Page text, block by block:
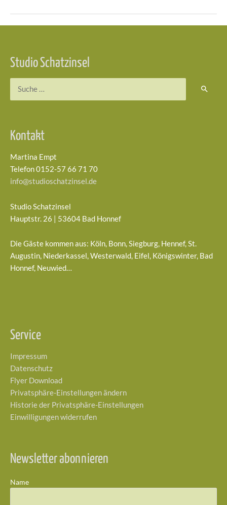
Studio Schatzinsel
Kontakt
Martina Empt
Telefon 0152-57 66 71 70
info@studioschatzinsel.de
Studio Schatzinsel
Hauptstr. 26 | 53604 Bad Honnef
Die Gäste kommen aus: Köln, Bonn, Siegburg, Hennef, St.
Augustin, Niederkassel, Westerwald, Eifel, Königswinter, Bad
Honnef, Neuwied…
Service
Impressum
Datenschutz
Flyer Download
Privatsphäre-Einstellungen ändern
Historie der Privatsphäre-Einstellungen
Einwilligungen widerrufen
Newsletter abonnieren
Name